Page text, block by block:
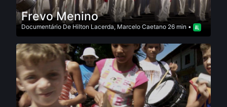
Frevo Menino
Documentário De Hilton Lacerda, Marcelo Caetano 26 min •